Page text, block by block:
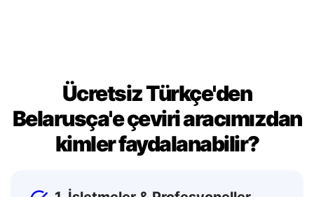
Ücretsiz Türkçe'den
Belarusça'e çeviri aracımızdan